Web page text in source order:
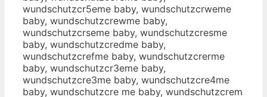
wundschutzcr5eme baby, wundschutzcrweme
baby, wundschutzcrewme baby,
wundschutzcrseme baby, wundschutzcresme
baby, wundschutzcredme baby,
wundschutzcrefme baby, wundschutzcrerme
baby, wundschutzcr3eme baby,
wundschutzcre3me baby, wundschutzcre4me
baby, wundschutzcre me baby, wundschutzcrem